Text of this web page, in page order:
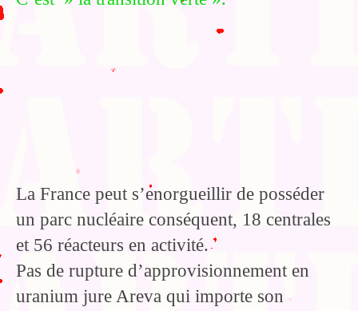
La France peut s’enorgueillir de posséder
un parc nucléaire conséquent, 18 centrales
et 56 réacteurs en activité.
Pas de rupture d’approvisionnement en
uranium jure Areva qui importe son